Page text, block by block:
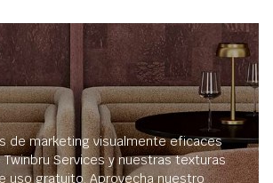
de marketing visualmente eficaces
Twinbru Services y nuestras texturas
uso gratuito. Aprovecha nuestro